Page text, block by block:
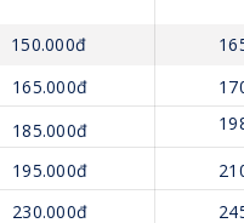
150.000đ
165.000đ
185.000đ
195.000đ
230.000đ